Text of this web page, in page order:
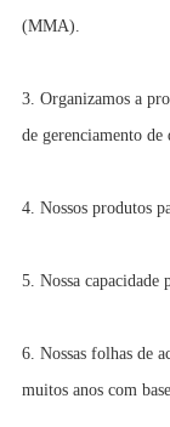
(MMA).
3. Organizamos a
de gerenciamento de
4. Nossos produtos
5. Nossa capacidade
6. Nossas folhas de
muitos anos com